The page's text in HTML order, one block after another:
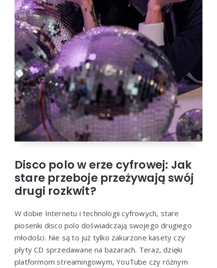
Disco polo w erze cyfrowej: Jak
stare przeboje przeżywają swój
drugi rozkwit?
W dobie Internetu i technologii cyfrowych, stare
piosenki disco polo doświadczają swojego drugiego
młodości. Nie są to już tylko zakurzone kasety czy
płyty CD sprzedawane na bazarach. Teraz, dzięki
platformom streamingowym, YouTube czy różnym